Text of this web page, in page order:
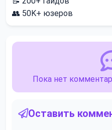
👥 50K+ юзеров
Пока нет
Оставить